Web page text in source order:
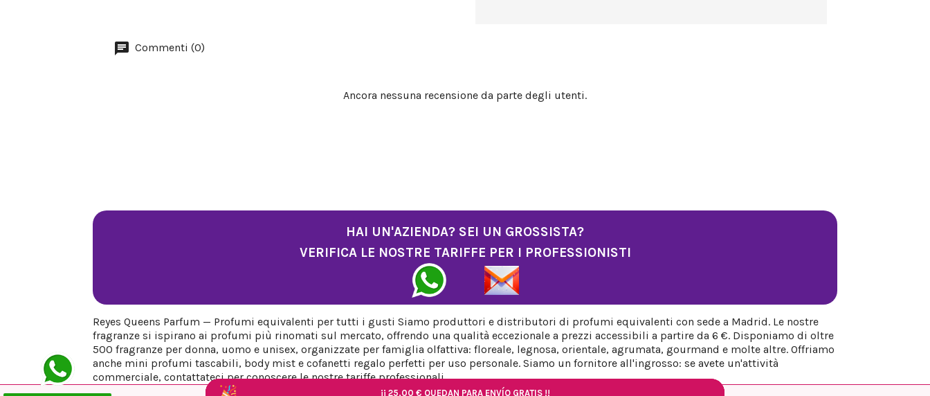
¡¡ 25,00 € QUEDAN PARA ENVÍO GRATIS !!
¡¡ 25,00 € QUEDAN PARA ENVÍO GRATIS !!
¡¡ 25,00 € QUEDAN PARA ENVÍO GRATIS !!
Commenti (0)
Ancora nessuna recensione da parte degli utenti.
HAI UN'AZIENDA? SEI UN GROSSISTA?
VERIFICA LE NOSTRE TARIFFE PER I PROFESSIONISTI
Reyes Queens Parfum — Profumi equivalenti per tutti i gusti Siamo produttori e distributori di profumi equivalenti con sede a Madrid. Le nostre
fragranze si ispirano ai profumi più rinomati sul mercato, offrendo una qualità eccezionale a prezzi accessibili a partire da 6 €. Disponiamo di oltre
500 fragranze per donna, uomo e unisex, organizzate per famiglia olfattiva: floreale, legnosa, orientale, agrumata, gourmand e molte altre. Offriamo
anche mini profumi tascabili, body mist e cofanetti regalo perfetti per uso personale. Siamo un fornitore all'ingrosso: se avete un'attività
commerciale, contattateci per conoscere le nostre tariffe professionali.
¡¡ 25,00 € QUEDAN PARA ENVÍO GRATIS !!
¡¡ 25,00 € QUEDAN PARA ENVÍO GRATIS !!